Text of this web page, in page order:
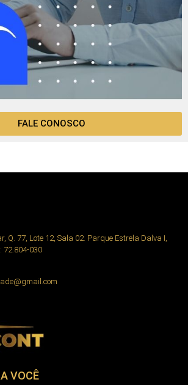
FALE CONOSCO
Q. 77, Lote 12, Sala 02. Parque Estrela Dalva I,
72.804-030
VOCÊ